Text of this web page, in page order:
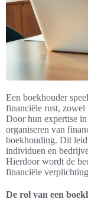
Een boekhouder
financiële rust, zowel
Door hun expertise
organiseren van
boekhouding. Dit
individuen en
Hierdoor wordt de
financiële
De rol van een